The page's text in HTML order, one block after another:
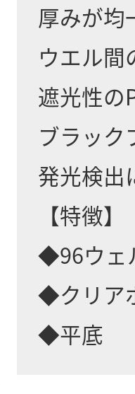
厚みが均
ウエル
遮光性の
ブラッ
発光検出
【特徴】
◆96ウェ
◆クリア
◆平底